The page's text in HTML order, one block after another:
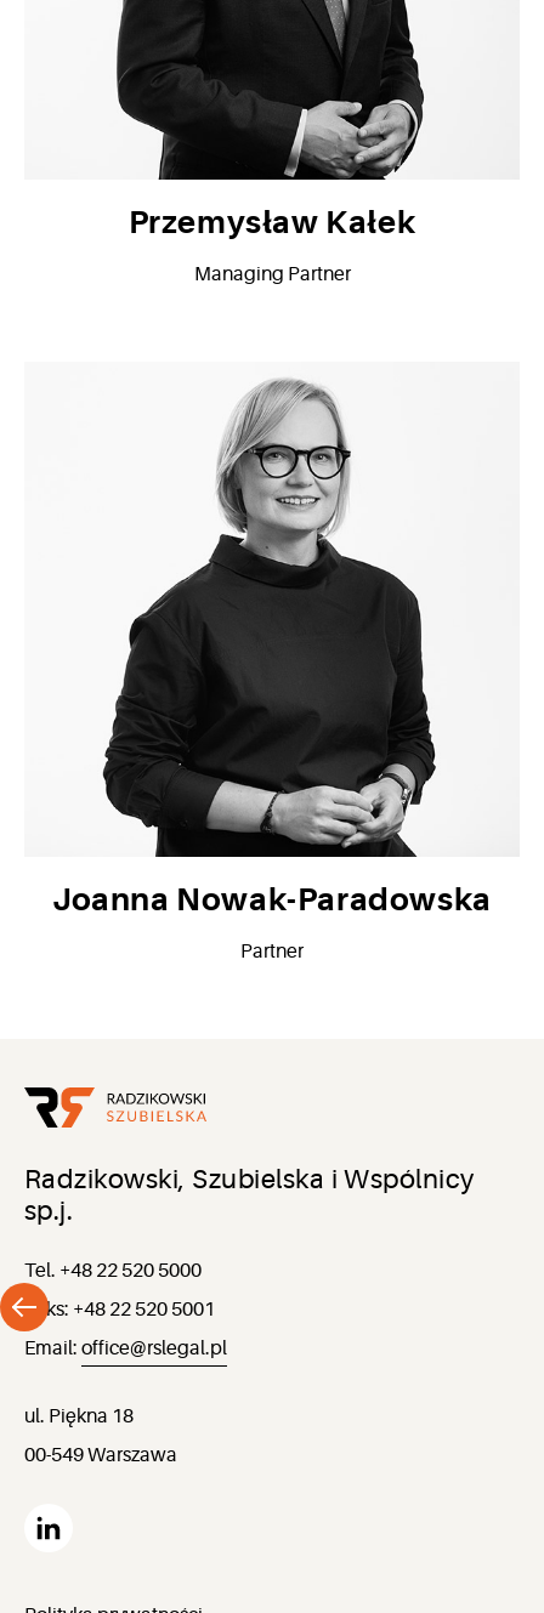
Przemysław Kałek
Managing Partner
Joanna Nowak-Paradowska
Partner
Radzikowski, Szubielska i Wspólnicy
sp.j.
Tel. +48 22 520 5000
Faks: +48 22 520 5001
Email: office@rslegal.pl
ul. Piękna 18
00-549 Warszawa